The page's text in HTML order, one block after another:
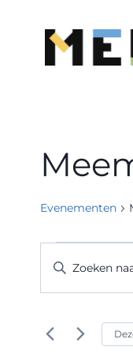
Evenementen
Zoeken
en
Vul
Zoek